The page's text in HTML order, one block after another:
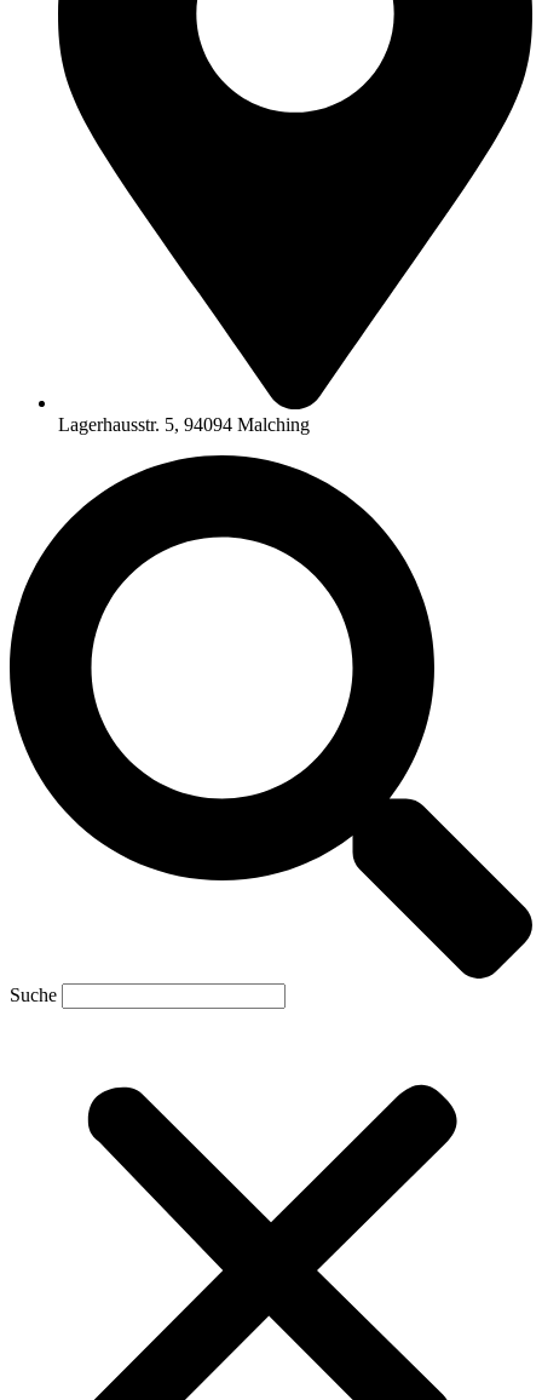
Lagerhausstr. 5, 94094 Malching
Suche